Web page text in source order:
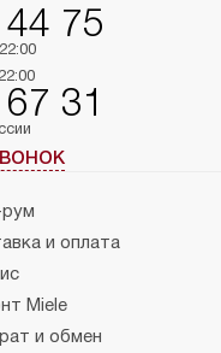
75
31
и оплата
Miele
и обмен